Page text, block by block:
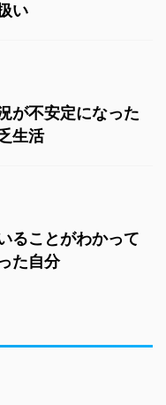
い
が不安定になった
生活
ることがわかって
た自分